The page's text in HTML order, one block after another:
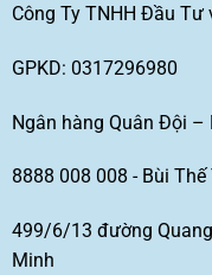
Công Ty TNHH Đầu Tư
GPKD: 0317296980
Ngân hàng Quân Đội –
8888 008 008 - Bùi Thế
499/6/13 đường Quang
Minh